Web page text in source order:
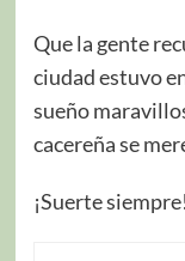
Que la gente
ciudad estuvo
sueño
cacereña se
¡Suerte siempre!